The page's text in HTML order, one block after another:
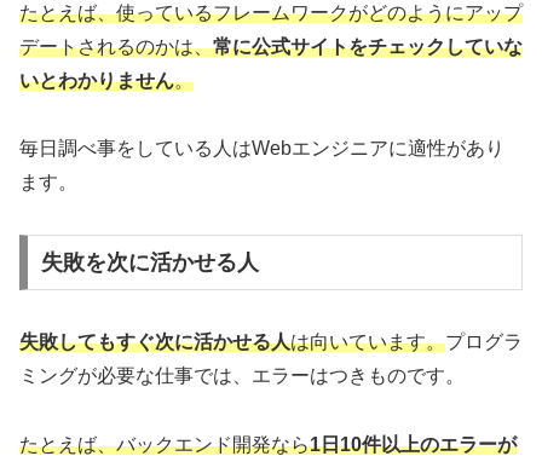
たとえば、使っているフレームワークがどのようにアップ
デートされるのかは、常に公式サイトをチェックしていな
いとわかりません。
毎日調べ事をしている人はWebエンジニアに適性があり
ます。
失敗を次に活かせる人
失敗してもすぐ次に活かせる人は向いています。プログラ
ミングが必要な仕事では、エラーはつきものです。
たとえば、バックエンド開発なら1日10件以上のエラーが